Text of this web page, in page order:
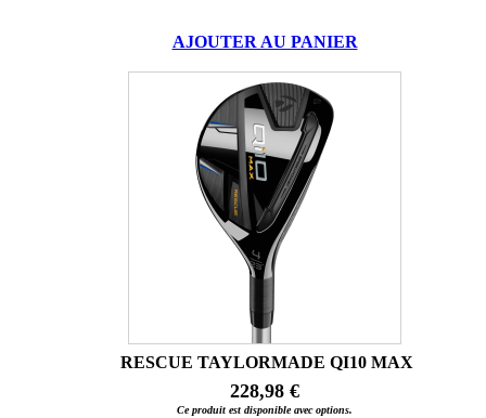
AJOUTER AU PANIER
RESCUE TAYLORMADE QI10 MAX
228,98 €
Ce produit est disponible avec options.